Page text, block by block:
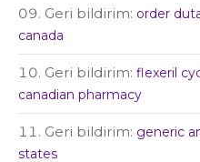
Geri bildirim: order
canada
Geri bildirim: flexeril
canadian pharmacy
Geri bildirim: generic
states